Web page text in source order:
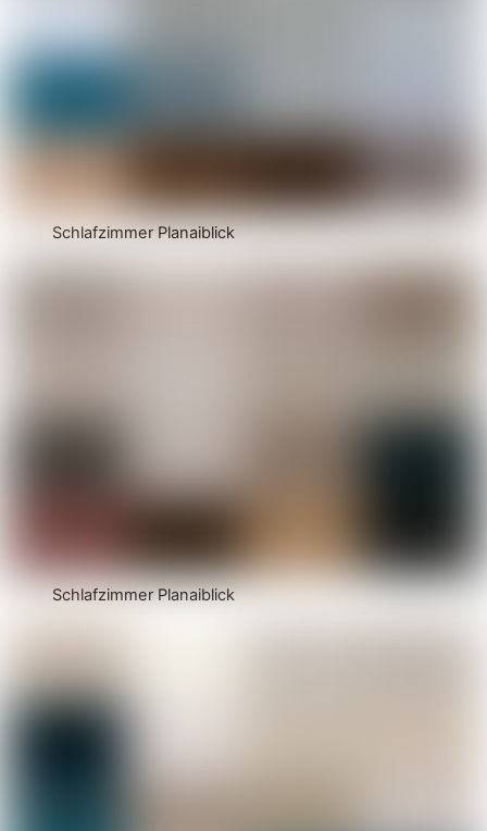
Schlafzimmer Planaiblick
Schlafzimmer Planaiblick